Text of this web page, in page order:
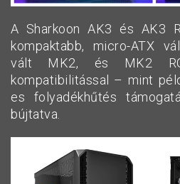
A Sharkoon AK3 és AK3
kompaktabb, micro-ATX
vált MK2, és MK2
kompatibilitással – mint
es folyadékhűtés
bújtatva.